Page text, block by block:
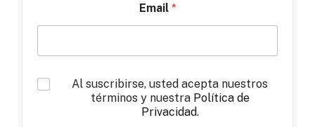
Email *
*
Al suscribirse, usted acepta nuestros
términos y nuestra Política de
Privacidad.